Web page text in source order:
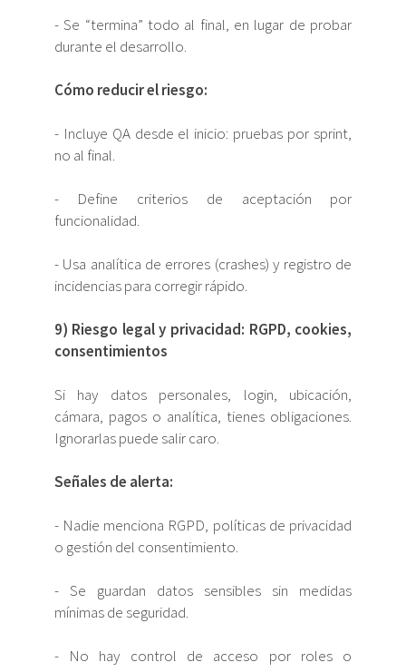
- Se “termina” todo al final, en lugar de probar
durante el desarrollo.
Cómo reducir el riesgo:
- Incluye QA desde el inicio: pruebas por sprint,
no al final.
- Define criterios de aceptación por
funcionalidad.
- Usa analítica de errores (crashes) y registro de
incidencias para corregir rápido.
9) Riesgo legal y privacidad: RGPD, cookies,
consentimientos
Si hay datos personales, login, ubicación,
cámara, pagos o analítica, tienes obligaciones.
Ignorarlas puede salir caro.
Señales de alerta:
- Nadie menciona RGPD, políticas de privacidad
o gestión del consentimiento.
- Se guardan datos sensibles sin medidas
mínimas de seguridad.
- No hay control de acceso por roles o